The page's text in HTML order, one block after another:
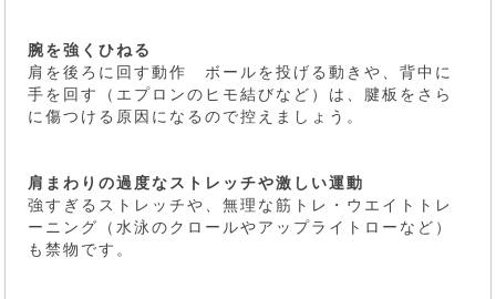
腕を強くひねる
肩を後ろに回す動作 ボールを投げる動きや、背中に
手を回す（エプロンのヒモ結びなど）は、腱板をさら
に傷つける原因になるので控えましょう。
肩まわりの過度なストレッチや激しい運動
強すぎるストレッチや、無理な筋トレ・ウエイトトレ
ーニング（水泳のクロールやアップライトローなど）
も禁物です。